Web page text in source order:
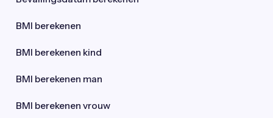
BMI berekenen
BMI berekenen kind
BMI berekenen man
BMI berekenen vrouw